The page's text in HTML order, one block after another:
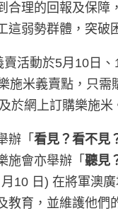
理的回報及保
弱勢群體，突破
活動於5月10日
米義賣點，只
於網上訂購樂施米
辦「 看見？看不見
施會亦舉辦「 聽見
10 日) 在將軍澳
育，並維護他